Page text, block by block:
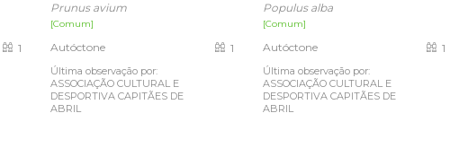
1
Prunus avium
[Comum]
Autóctone
Última observação por:
ASSOCIAÇÃO CULTURAL E
DESPORTIVA CAPITÃES DE
ABRIL
1
Populus alba
[Comum]
Autóctone
Última observação por:
ASSOCIAÇÃO CULTURAL E
DESPORTIVA CAPITÃES DE
ABRIL
1